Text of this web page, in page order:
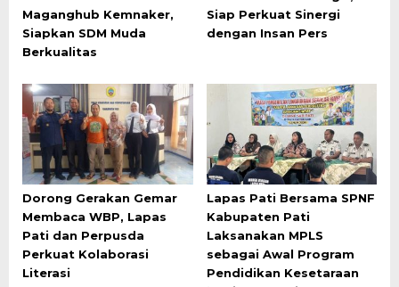
Maganghub Kemnaker,
Siapkan SDM Muda
Berkualitas
Siap Perkuat Sinergi
dengan Insan Pers
Dorong Gerakan Gemar
Membaca WBP, Lapas
Pati dan Perpusda
Perkuat Kolaborasi
Literasi
Lapas Pati Bersama SPNF
Kabupaten Pati
Laksanakan MPLS
sebagai Awal Program
Pendidikan Kesetaraan